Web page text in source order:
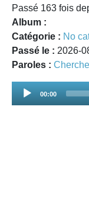
Passé 163 fois
Album :
Catégorie : No
Passé le : 2026-
Paroles :
Audio
00:00